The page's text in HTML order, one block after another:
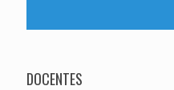
DOCENTES